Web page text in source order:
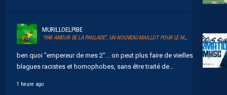
MURILLOELPIBE
“PAR AMOUR DE LA PAILLADE”, UN NOUVEAU MAILLOT POUR LE MHSC
ben quoi "empereur de mes 2"... on peut plus faire de vieilles
blagues racistes et homophobes, sans être traité de...
1 heure ago